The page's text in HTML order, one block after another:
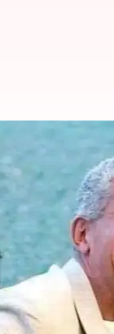
करने पर
में शुमार हैं,
लेकिन सोचने